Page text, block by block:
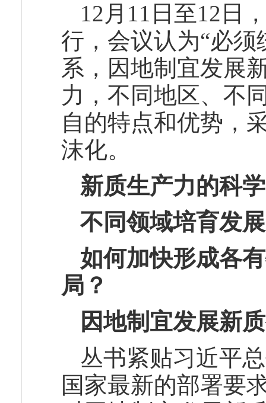
12月11日至12日
行，会议认为“必
系，因地制宜发展
力，不同地区、不
自的特点和优势，
沫化。
新质生产力的科
不同领域培育发
如何加快形成各
局？
因地制宜发展新
丛书紧贴习近平
国家最新的部署要